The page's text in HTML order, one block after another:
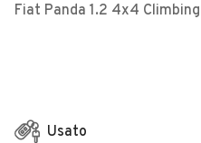
Fiat Panda 1.2 4x4 Climbing
Usato